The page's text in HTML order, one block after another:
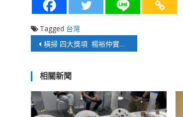
Tagged 台灣
文
導
覽
橫掃 四大獎項 楊裕仲實現從聲波到全球健康跨界整合
相關新聞